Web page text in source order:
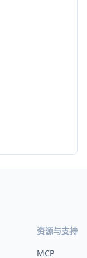
资源与支持
MCP